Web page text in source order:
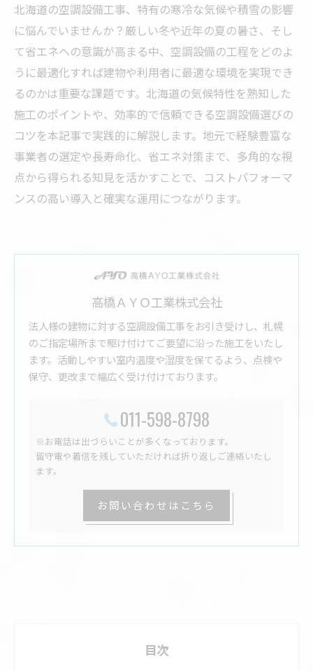
北海道の空調設備工事、特有の寒冷な気候や積雪の影響
に悩んでいませんか？厳しい冬や近年の夏の暑さ、そし
て省エネへの意識が高まる中、空調設備の工程をどのよ
うに最適化すれば建物や利用者に最適な環境を実現でき
るのかは重要な課題です。北海道の気候特性を熟知した
施工のポイントや、効率的で信頼できる空調設備選びの
コツを本記事で実践的に解説します。地元で経験豊富な
事業者の選定や長寿命化、省エネ対策まで、多角的な視
点から得られる知見を活かすことで、コストパフォーマ
ンスの高い導入と確実な運用につながります。
高橋ＡＹＯ工業株式会社
法人様の建物に対する空調設備工事をお引き受けし、札幌
のご指定場所まで駆け付けてご要望に沿った施工をいたし
ます。活動しやすい室内温度や湿度を保てるよう、点検や
保守、更改まで幅広く受け付けております。
011-598-8798
※お電話は出づらいことが多くなっております。
留守電や着信を残していただければ折り返しご連絡いたし
ます。
お問い合わせはこちら
目次